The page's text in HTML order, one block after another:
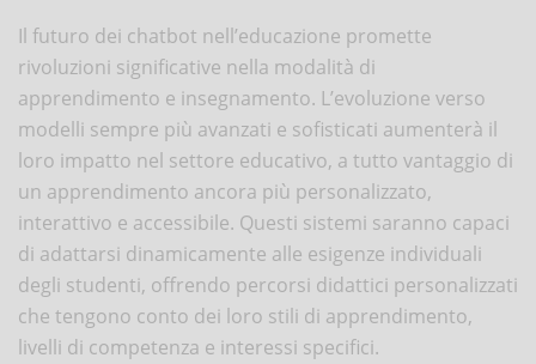
Il futuro dei chatbot nell’educazione promette
rivoluzioni significative nella modalità di
apprendimento e insegnamento. L’evoluzione verso
modelli sempre più avanzati e sofisticati aumenterà il
loro impatto nel settore educativo, a tutto vantaggio di
un apprendimento ancora più personalizzato,
interattivo e accessibile. Questi sistemi saranno capaci
di adattarsi dinamicamente alle esigenze individuali
degli studenti, offrendo percorsi didattici personalizzati
che tengono conto dei loro stili di apprendimento,
livelli di competenza e interessi specifici.